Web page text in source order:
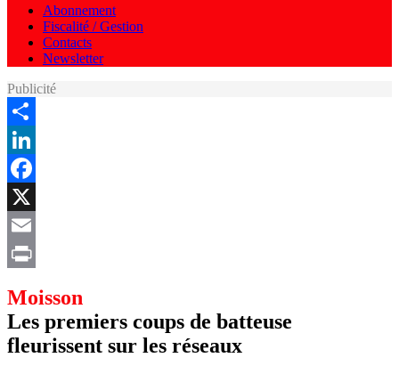
Abonnement
Fiscalité / Gestion
Contacts
Newsletter
Publicité
Share
LinkedIn
Facebook
X
Email
Moisson
Les premiers coups de batteuse
fleurissent sur les réseaux